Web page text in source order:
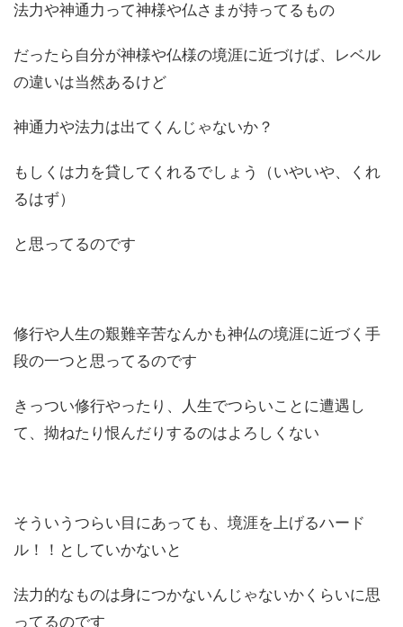
法力や神通力って神様や仏さまが持ってるもの
だったら自分が神様や仏様の境涯に近づけば、レベル
の違いは当然あるけど
神通力や法力は出てくんじゃないか？
もしくは力を貸してくれるでしょう（いやいや、くれ
るはず）
と思ってるのです
修行や人生の艱難辛苦なんかも神仏の境涯に近づく手
段の一つと思ってるのです
きっつい修行やったり、人生でつらいことに遭遇し
て、拗ねたり恨んだりするのはよろしくない
そういうつらい目にあっても、境涯を上げるハード
ル！！としていかないと
法力的なものは身につかないんじゃないかくらいに思
ってるのです